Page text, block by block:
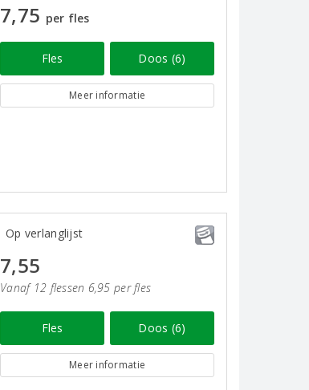
7,75 per fles
Fles Doos (6)
Meer informatie
Op verlanglijst
7,55
Vanaf 12 flessen 6,95 per fles
Fles Doos (6)
Meer informatie